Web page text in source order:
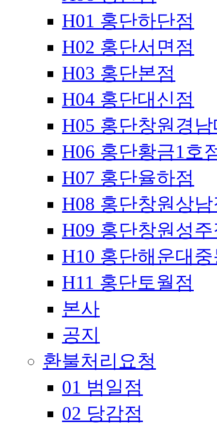
H01 홍단하단점
H02 홍단서면점
H03 홍단본점
H04 홍단대신점
H05 홍단창원경
H06 홍단황금1호
H07 홍단율하점
H08 홍단창원상
H09 홍단창원성
H10 홍단해운대
H11 홍단토월점
본사
공지
환불처리요청
01 범일점
02 당감점